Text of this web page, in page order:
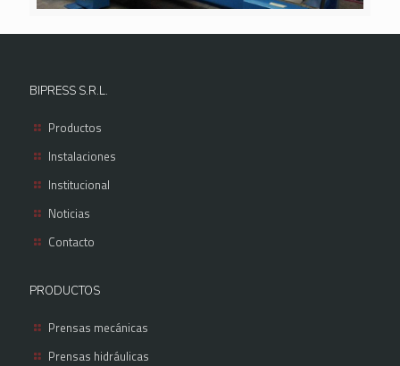
BIPRESS S.R.L.
Productos
Instalaciones
Institucional
Noticias
Contacto
PRODUCTOS
Prensas mecánicas
Prensas hidráulicas